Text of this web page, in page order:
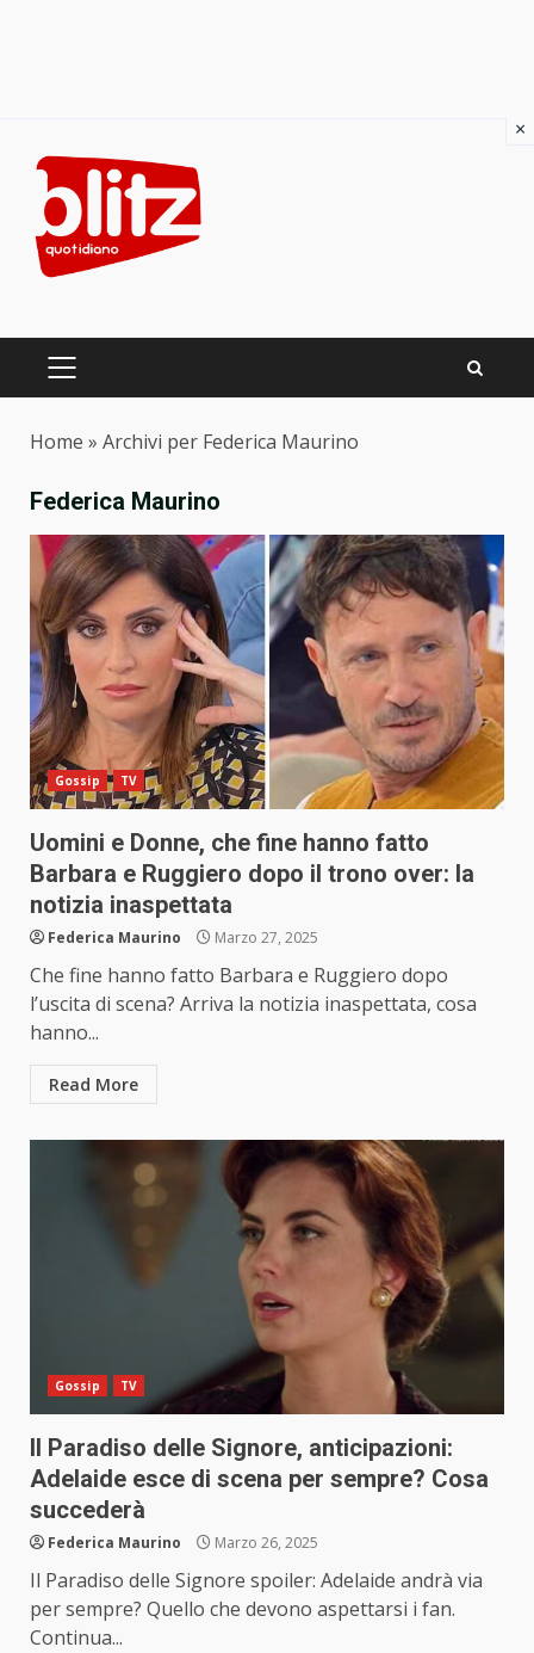
content
PRIMARY
Home » Archivi per Federica Maurino
Federica Maurino
Gossip TV
Uomini e Donne, che fine hanno fatto
Barbara e Ruggiero dopo il trono over: la
notizia inaspettata
Federica Maurino Marzo 27, 2025
Che fine hanno fatto Barbara e Ruggiero dopo
l’uscita di scena? Arriva la notizia inaspettata, cosa
hanno...
Read More
Gossip TV
Il Paradiso delle Signore, anticipazioni:
Adelaide esce di scena per sempre? Cosa
succederà
Federica Maurino Marzo 26, 2025
Il Paradiso delle Signore spoiler: Adelaide andrà via
per sempre? Quello che devono aspettarsi i fan.
Continua...
×